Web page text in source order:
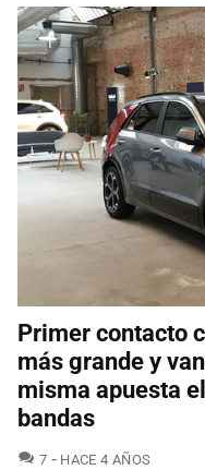
Primer contacto
más grande y
misma apuesta
bandas
7 COMENTARIOS
HACE 4 AÑOS